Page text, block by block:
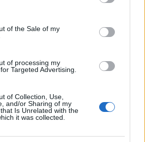
to Google and its third-party tags to
specified purposes in below Google
of the Sale of my
of processing my
Targeted Advertising.
of Collection, Use,
and/or Sharing of my
Is Unrelated with the
it was collected.
en 12 aeropuertos; conoce quiénes…